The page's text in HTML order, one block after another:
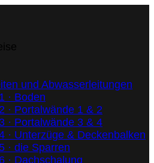
und Abwasserleitungen
· Boden
· Portalwände 1 & 2
· Portalwände 3 & 4
· Unterzüge & Deckenbalken
· die Sparren
· Dachschalung